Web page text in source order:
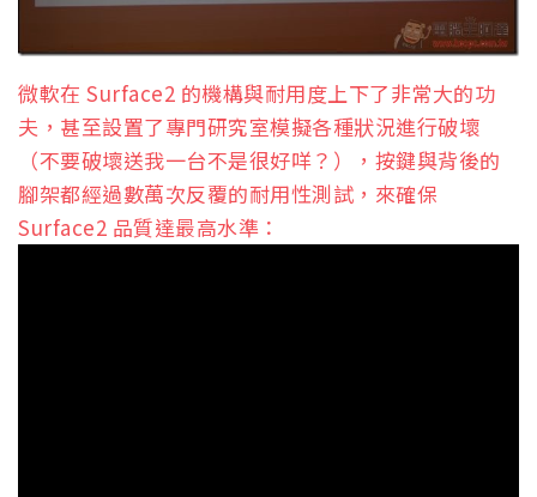
微軟在 Surface2 的機構與耐用度上下了非常大的功
夫，甚至設置了專門研究室模擬各種狀況進行破壞
（不要破壞送我一台不是很好咩？），按鍵與背後的
腳架都經過數萬次反覆的耐用性測試，來確保
Surface2 品質達最高水準：